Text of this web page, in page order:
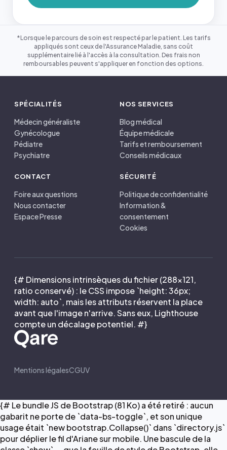
*Lorsque le parcours de soin est respecté par le patient. Les tarifs
appliqués sont ceux de l'Assurance Maladie, sans coût
supplémentaire lié à l'accès à la consultation. Des frais non
remboursables peuvent s'appliquer en fonction des options.
SPÉCIALITÉS
Médecin généraliste
Gynécologue
Pédiatre
Psychiatre
NOS SERVICES
Blog médical
Équipe médicale
Tarifs et remboursement
Conseils médicaux
CONTACT
Foire aux questions
Nous contacter
Espace Presse
SÉCURITÉ
Politique de confidentialité
Information &
consentement
Cookies
{# Dimensions intrinsèques du fichier (288×121,
ratio conservé) : le CSS impose `height: 36px;
width: auto`, mais les attributs réservent la place
avant que l'image n'arrive. Sans eux, Lighthouse
compte un décalage potentiel. #}
Mentions légalesCGUV
{# Le bundle JS de Bootstrap (81 Ko) a été retiré : aucun
gabarit ne porte de `data-bs-toggle`, et son unique
usage était `new bootstrap.Collapse()` dans `directory.js`
pour déplier le fil d'Ariane sur mobile. Une bascule de la